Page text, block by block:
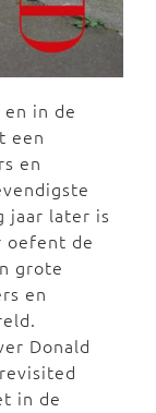
in de
een
en
jaar later is
oefent de
grote
en
Donald
in de